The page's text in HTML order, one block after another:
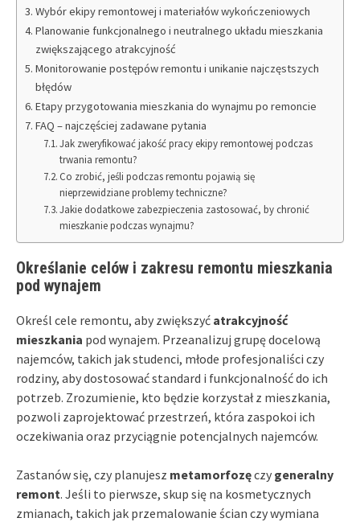
Wybór ekipy remontowej i materiałów wykończeniowych
Planowanie funkcjonalnego i neutralnego układu mieszkania
zwiększającego atrakcyjność
Monitorowanie postępów remontu i unikanie najczęstszych
błędów
Etapy przygotowania mieszkania do wynajmu po remoncie
FAQ – najczęściej zadawane pytania
Jak zweryfikować jakość pracy ekipy remontowej podczas
trwania remontu?
Co zrobić, jeśli podczas remontu pojawią się
nieprzewidziane problemy techniczne?
Jakie dodatkowe zabezpieczenia zastosować, by chronić
mieszkanie podczas wynajmu?
Określanie celów i zakresu remontu mieszkania
pod wynajem
Określ cele remontu, aby zwiększyć atrakcyjność
mieszkania pod wynajem. Przeanalizuj grupę docelową
najemców, takich jak studenci, młode profesjonaliści czy
rodziny, aby dostosować standard i funkcjonalność do ich
potrzeb. Zrozumienie, kto będzie korzystał z mieszkania,
pozwoli zaprojektować przestrzeń, która zaspokoi ich
oczekiwania oraz przyciągnie potencjalnych najemców.
Zastanów się, czy planujesz metamorfozęczy generalny
remont. Jeśli to pierwsze, skup się na kosmetycznych
zmianach, takich jak przemalowanie ścian czy wymiana